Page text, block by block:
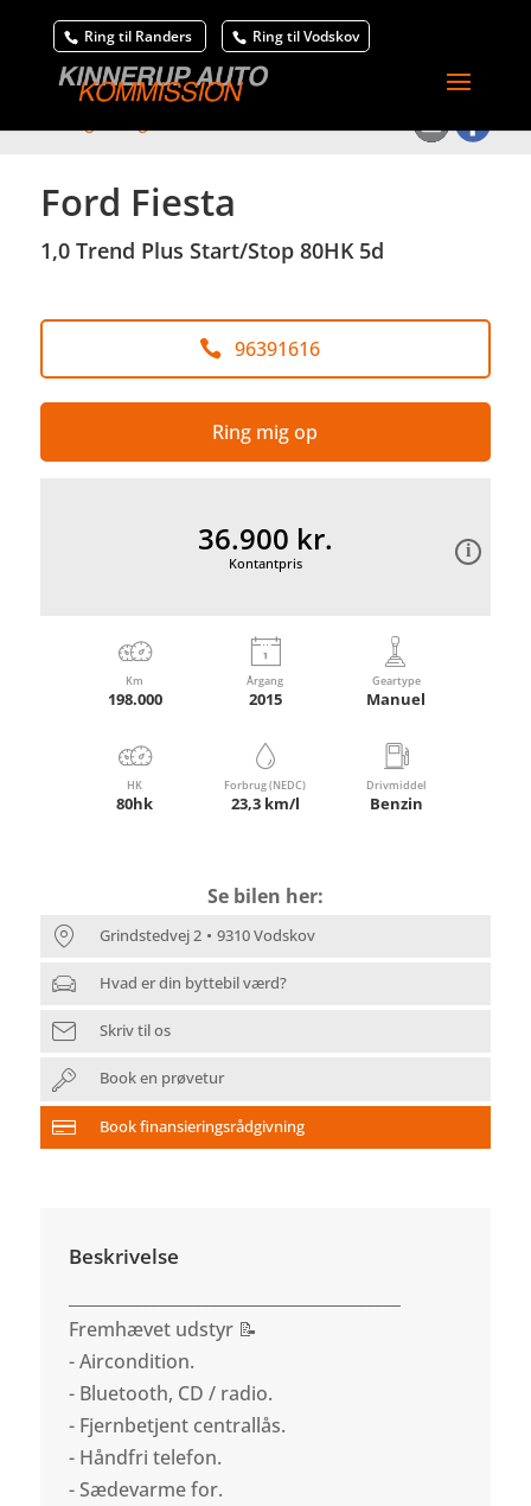
Ring til Randers Ring til Vodskov
Ford Fiesta
1,0 Trend Plus Start/Stop 80HK 5d
96391616
Ring mig op
36.900 kr.
Kontantpris
Km
198.000
Årgang
2015
Geartype
Manuel
HK
80hk
Forbrug (NEDC)
23,3 km/l
Drivmiddel
Benzin
Se bilen her:
Grindstedvej 2 9310 Vodskov
Hvad er din byttebil værd?
Skriv til os
Book en prøvetur
Book finansieringsrådgivning
Beskrivelse
Fremhævet udstyr 📝
- Aircondition.
- Bluetooth, CD / radio.
- Fjernbetjent centrallås.
- Håndfri telefon.
- Sædevarme for.